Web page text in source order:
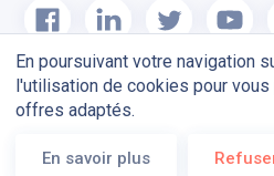
En poursuivant votre navigation
l'utilisation de cookies pour
offres adaptés.
En savoir plus